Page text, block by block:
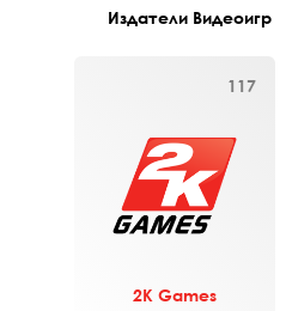
Издатели Видеоигр
117
2K Games